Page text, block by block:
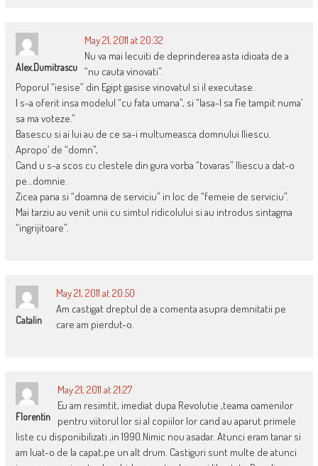
Alex.dumitrascu
May 21, 2011 at 20:32
Nu va mai lecuiti de deprinderea asta idioata de a
“nu cauta vinovati”.
Poporul “iesise” din Egipt gasise vinovatul si il executase.
I s-a oferit insa modelul “cu fata umana”, si “lasa-l sa fie tampit numa’
sa ma voteze.”
Basescu si ai lui au de ce sa-i multumeasca domnului Iliescu.
Apropo’ de “domn”,
Cand u s-a scos cu clestele din gura vorba “tovaras” Iliescu a dat-o
pe…domnie.
Zicea pana si “doamna de serviciu” in loc de “femeie de serviciu”.
Mai tarziu au venit unii cu simtul ridicolului si au introdus sintagma
“ingrijitoare”.
Catalin
May 21, 2011 at 20:50
Am castigat dreptul de a comenta asupra demnitatii pe
care am pierdut-o.
Florentin
May 21, 2011 at 21:27
Eu am resimtit, imediat dupa Revolutie ,teama oamenilor
pentru viitorul lor si al copiilor lor cand au aparut primele
liste cu disponibilizati ,in 1990.Nimic nou asadar. Atunci eram tanar si
am luat-o de la capat,pe un alt drum. Castiguri sunt multe de atunci